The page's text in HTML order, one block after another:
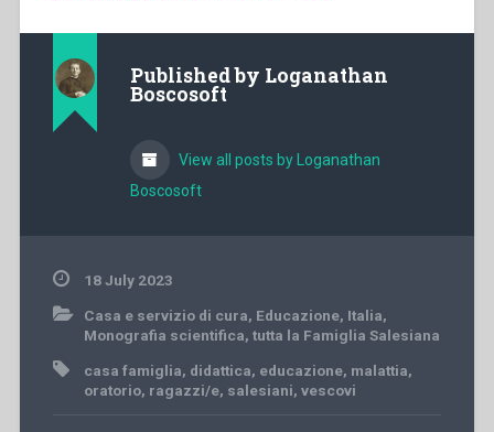
Published by Loganathan
Boscosoft
View all posts by Loganathan
Boscosoft
18 July 2023
Casa e servizio di cura, Educazione, Italia,
Monografia scientifica, tutta la Famiglia Salesiana
casa famiglia, didattica, educazione, malattia,
oratorio, ragazzi/e, salesiani, vescovi